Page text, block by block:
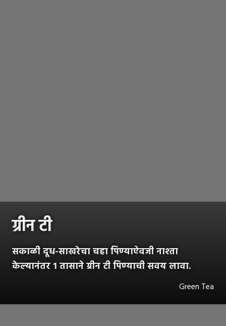
ग्रीन टी
सकाळी दूध-साखरेचा चहा पिण्याऐवजी नाश्ता
केल्यानंतर १ तासाने ग्रीन टी पिण्याची सवय लावा.
Green Tea